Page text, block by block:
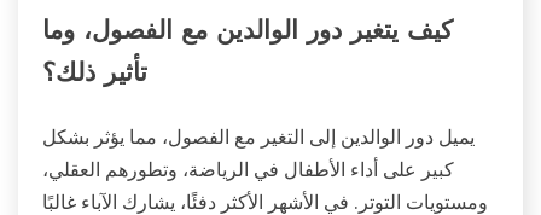
كيف يتغير دور الوالدين مع الفصول، وما
تأثير ذلك؟
يميل دور الوالدين إلى التغير مع الفصول، مما يؤثر بشكل
كبير على أداء الأطفال في الرياضة، وتطورهم العقلي،
ومستويات التوتر. في الأشهر الأكثر دفئًا، يشارك الآباء غالبًا